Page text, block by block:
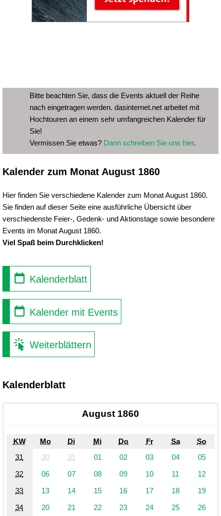
Bitte beachten Sie, dass die Events aktuell der Reihe
nach eingetragen werden. dasinternet.net arbeitet mit
Hochtouren an einem sehr umfangreichen Kalender für
Sie!
Vermissen Sie etwas? Dann schreiben Sie uns hier.
Kalender zum Monat August 1860
Hier finden Sie verschiedene Kalender zum Monat August 1860.
Sie finden auf dieser Seite eine ausführliche Übersicht über
verschiedenste Feier-, Gedenk- und Aktionstage sowie besondere
Events im Monat August 1860.
Viel Spaß beim Durchklicken!
Kalenderblatt
Kalender mit Events
Weiterblättern
Kalenderblatt
August 1860
KW Mo Di Mi Do Fr Sa
So
31
30 31 01 02 03 04
05
32
06 07 08 09 10 11
12
33
13 14 15 16 17 18
19
34
20 21 22 23 24 25
26